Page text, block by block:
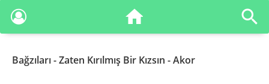
Bağzıları- Zaten Kırılmış Bir Kızsın - Akor